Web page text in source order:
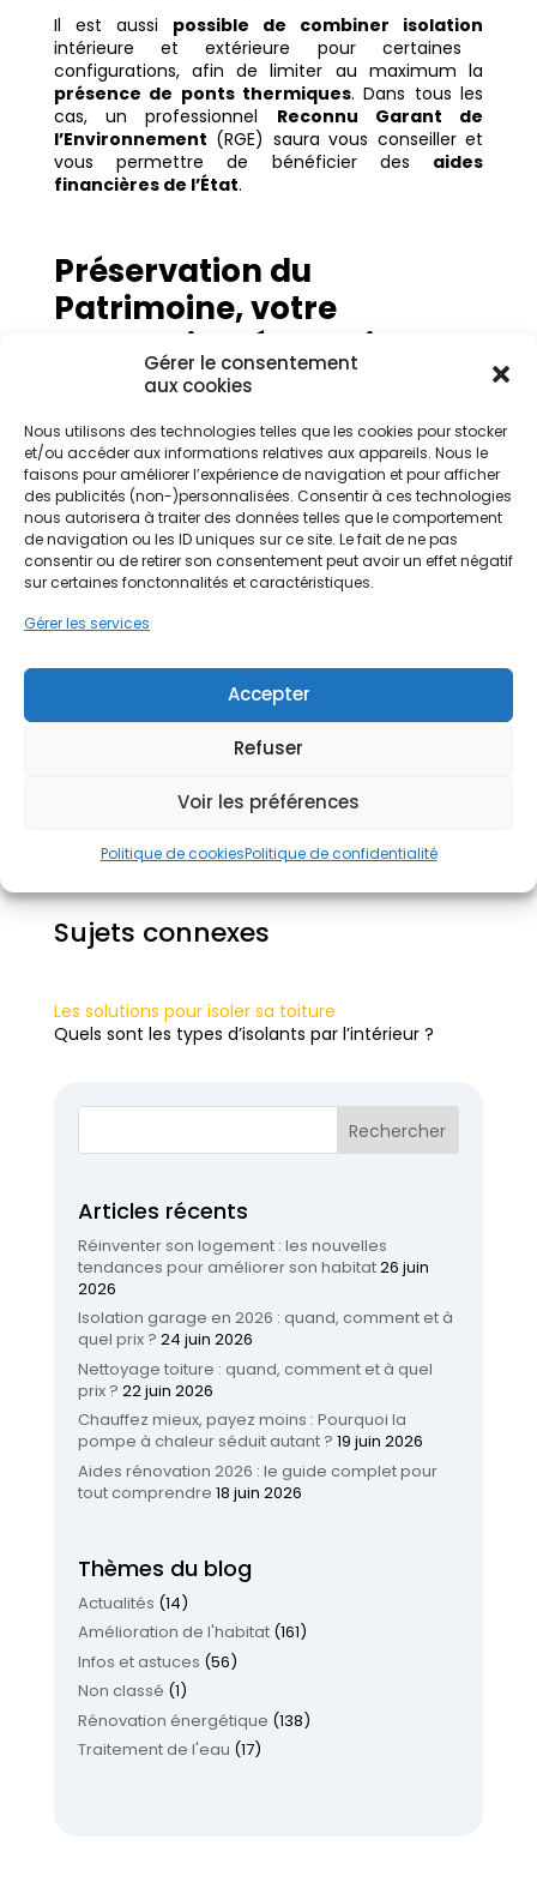
Gérer le consentement
aux cookies
Nous utilisons des technologies telles que les cookies pour stocker
et/ou accéder aux informations relatives aux appareils. Nous le
faisons pour améliorer l’expérience de navigation et pour afficher
des publicités (non-)personnalisées. Consentir à ces technologies
nous autorisera à traiter des données telles que le comportement
de navigation ou les ID uniques sur ce site. Le fait de ne pas
consentir ou de retirer son consentement peut avoir un effet négatif
sur certaines fonctonnalités et caractéristiques.
Gérer les services
Accepter
Refuser
Voir les préférences
Politique de cookiesPolitique de confidentialité
Il est aussi possible de combiner isolation
intérieure et extérieure pour certaines
configurations, afin de limiter au maximum la
présence de ponts thermiques. Dans tous les
cas, un professionnel Reconnu Garant de
l’Environnement (RGE) saura vous conseiller et
vous permettre de bénéficier des aides
financières de l’État.
Préservation du
Patrimoine, votre
partenaire rénovation
Que vous choisissiez d’
mursest un investissement qui améliore le
confort de vie et réduit les factures d’énergie.
Chez Préservation du Patrimoine, nous vous
proposons destravaux d’isolationadaptés à
votre projet derénovation énergétique, qu’il
s’agisse d’une maison par l’extérieurou d’un
logement où l’on préfèrel’intérieur et
l’extérieur.
Alors, si votre maison doit être rénovée, si vous
nos conseillers. Nous vous accompagnerons à
chaque étape, depuis le choix destechniques de
aides financières
Contactez-nous
Sujets connexes
Les solutions pour isoler sa toiture
Quels sont les types d’isolants par l’intérieur ?
Articles récents
Réinventer son logement : les nouvelles
tendances pour améliorer son habitat26 juin
2026
Isolation garage en 2026 : quand, comment et à
quel prix ? 24 juin 2026
Nettoyage toiture : quand, comment et à quel
prix ? 22 juin 2026
Chauffez mieux, payez moins : Pourquoi la
pompe à chaleur séduit autant ? 19 juin 2026
Aides rénovation 2026 : le guide complet pour
tout comprendre 18 juin 2026
Thèmes du blog
Actualités (14)
Amélioration de l'habitat(161)
Infos et astuces (56)
Non classé (1)
Rénovation énergétique (138)
Traitement de l'eau (17)